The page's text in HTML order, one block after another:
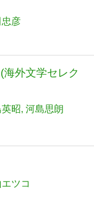
彦
外文学セレク
昭 河島思朗
ツコ